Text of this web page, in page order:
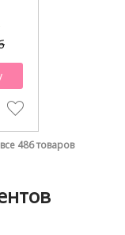
486 товаров